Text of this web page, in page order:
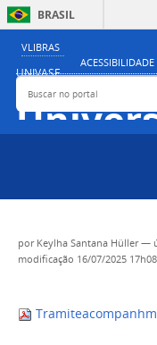
BRASIL
VLIBRAS
ACESSIBILIDADE
UNIVASF
São
MINISTÉRIO DA EDUCAÇÃO
Buscar no portal
por Keylha Santana Hüller—
modificação 16/07/2025 17h08